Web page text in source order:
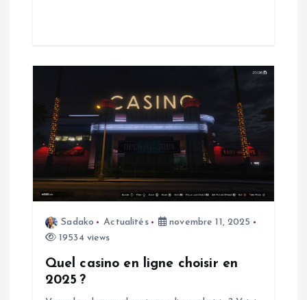
c
Sadako Actualités
novembre 11, 2025
19534 views
Quel casino en ligne choisir en
2025 ?